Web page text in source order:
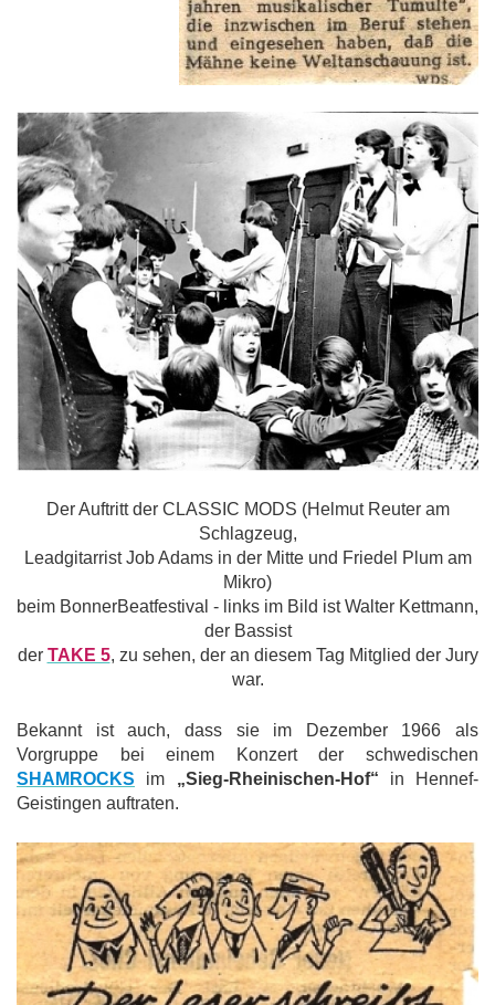
Der Auftritt der CLASSIC MODS (Helmut Reuter am
Schlagzeug,
Leadgitarrist Job Adams in der Mitte und Friedel Plum am
Mikro)
beim BonnerBeatfestival - links im Bild ist Walter Kettmann,
der Bassist
der TAKE 5, zu sehen, der an diesem Tag Mitglied der Jury
war.
Bekannt ist auch, dass sie im Dezember 1966 als
Vorgruppe bei einem Konzert der schwedischen
SHAMROCKS
im „Sieg-Rheinischen-Hof“ in Hennef-
Geistingen auftraten.